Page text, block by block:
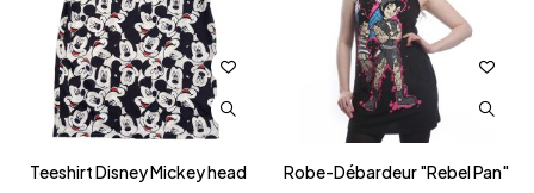
Teeshirt Disney Mickey head
Robe-Débardeur "Rebel Pan"